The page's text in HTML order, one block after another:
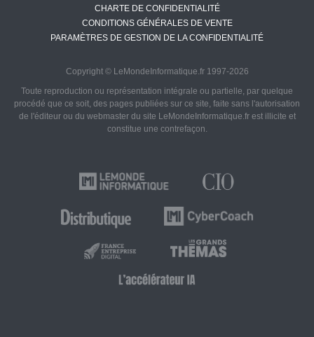
CHARTE DE CONFIDENTIALITÉ
CONDITIONS GÉNÉRALES DE VENTE
PARAMÈTRES DE GESTION DE LA CONFIDENTIALITÉ
Copyright © LeMondeInformatique.fr 1997-2026
Toute reproduction ou représentation intégrale ou partielle, par quelque
procédé que ce soit, des pages publiées sur ce site, faite sans l'autorisation
de l'éditeur ou du webmaster du site LeMondeInformatique.fr est illicite et
constitue une contrefaçon.